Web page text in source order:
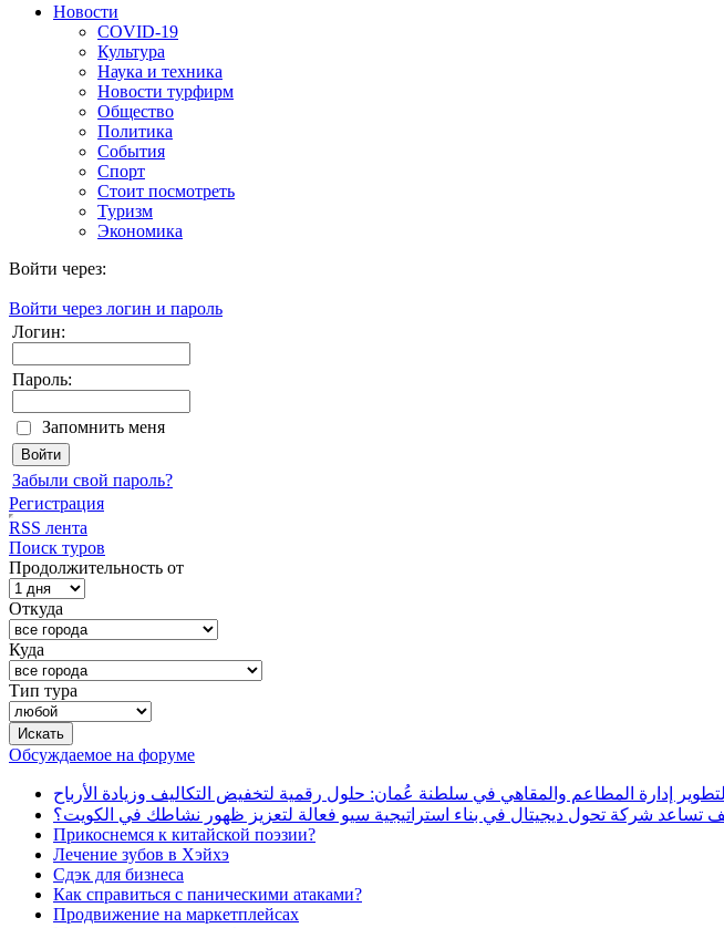
Новости
COVID-19
Культура
Наука и техника
Новости турфирм
Общество
Политика
События
Спорт
Стоит посмотреть
Туризм
Экономика
Войти через:
Войти через логин и пароль
Логин:
Пароль:
Запомнить меня
Забыли свой пароль?
Регистрация
RSS лента
Поиск туров
Продолжительность от
Откуда
Куда
Тип тура
Обсуждаемое на форуме
إدارة المطاعم والمقاهي في سلطنة عُمان: حلول رقمية لتخفيض التكاليف وزيادة الأرباح
تساعد شركة تحول ديجيتال في بناء استراتيجية سيو فعالة لتعزيز ظهور نشاطك في الكويت؟
Прикоснемся к китайской поэзии?
Лечение зубов в Хэйхэ
Сдэк для бизнеса
Как справиться с паническими атаками?
Продвижение на маркетплейсах